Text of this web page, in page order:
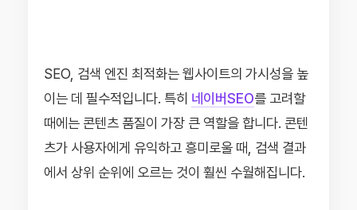
SEO, 검색 엔진 최적화는 웹사이트의 가시성을 높
이는 데 필수적입니다. 특히 네이버SEO를 고려할
때에는 콘텐츠 품질이 가장 큰 역할을 합니다. 콘텐
츠가 사용자에게 유익하고 흥미로울 때, 검색 결과
에서 상위 순위에 오르는 것이 훨씬 수월해집니다.